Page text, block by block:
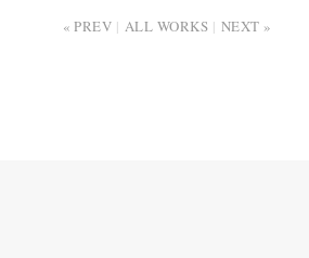
PREV ALL WORKS NEXT